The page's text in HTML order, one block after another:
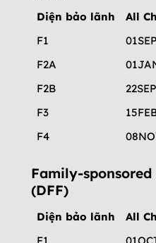
Diện bảo lãnh All
F1
F2A
F2B
F3
F4
Family-
(DFF)
Diện bảo lãnh All